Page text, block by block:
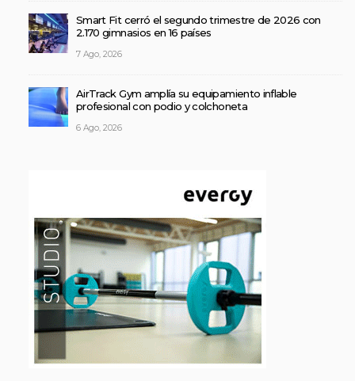
Smart Fit cerró el segundo trimestre de 2026 con
2.170 gimnasios en 16 países
7 Ago, 2026
AirTrack Gym amplía su equipamiento inflable
profesional con podio y colchoneta
6 Ago, 2026